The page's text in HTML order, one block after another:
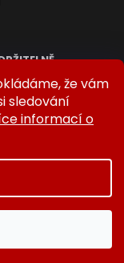
že vám
sledování
informací o
vyhrazena.